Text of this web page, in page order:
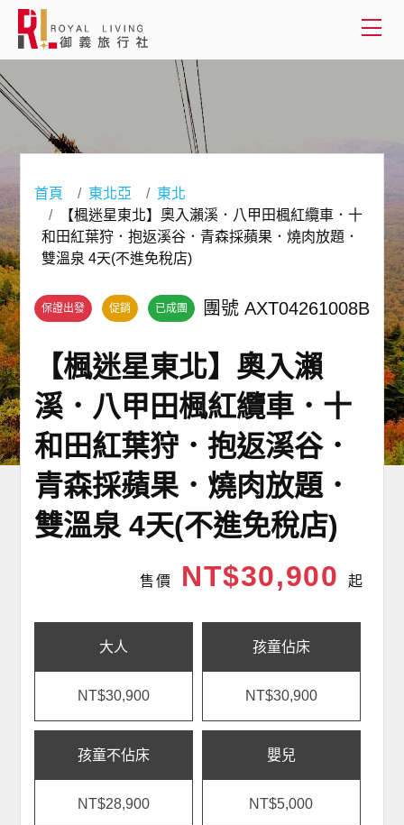
會員登入
國外旅遊
客製服務
關於御義
客服專線(02) 2515-1218
首頁 東北亞
東北
【楓迷星東北】奧入瀨溪．八甲田楓紅纜車．十
和田紅葉狩．抱返溪谷．青森採蘋果．燒肉放題．
雙溫泉 4天(不進免稅店)
保證出發 促銷 已成團 團號 AXT04261008B
【楓迷星東北】奧入瀨
溪．八甲田楓紅纜車．十
和田紅葉狩．抱返溪谷．
青森採蘋果．燒肉放題．
雙溫泉 4天(不進免稅店)
售價 NT$30,900 起
大人
NT$30,900
孩童佔床
NT$30,900
孩童不佔床
NT$28,900
嬰兒
NT$5,000